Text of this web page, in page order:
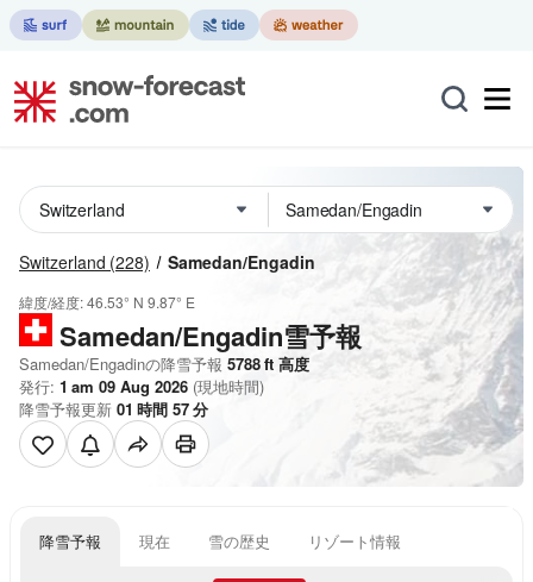
Switzerland (228) Samedan/Engadin
緯度/経度:46.53° N 9.87° E
Samedan/Engadin雪予報
Samedan/Engadinの降雪予報 5788ft 高度
発行: 1 am 09 Aug 2026 (現地時間)
降雪予報更新 01 時間 57分
降雪予報 現在 雪の歴史 リゾート情報